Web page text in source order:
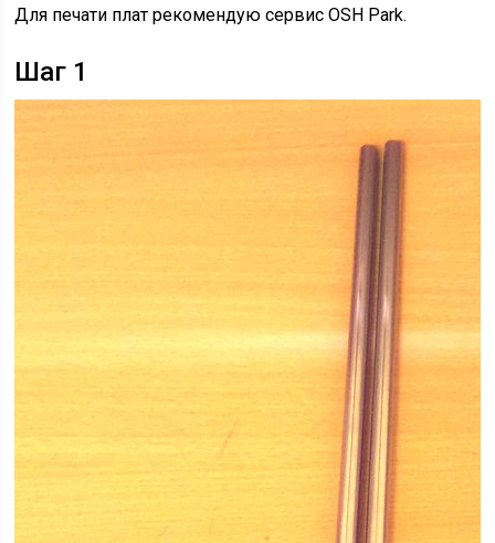
Для печати плат рекомендую сервис OSH Park.
Шаг 1